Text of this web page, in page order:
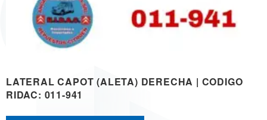
LATERAL CAPOT (ALETA) DERECHA | CODIGO
RIDAC: 011-941